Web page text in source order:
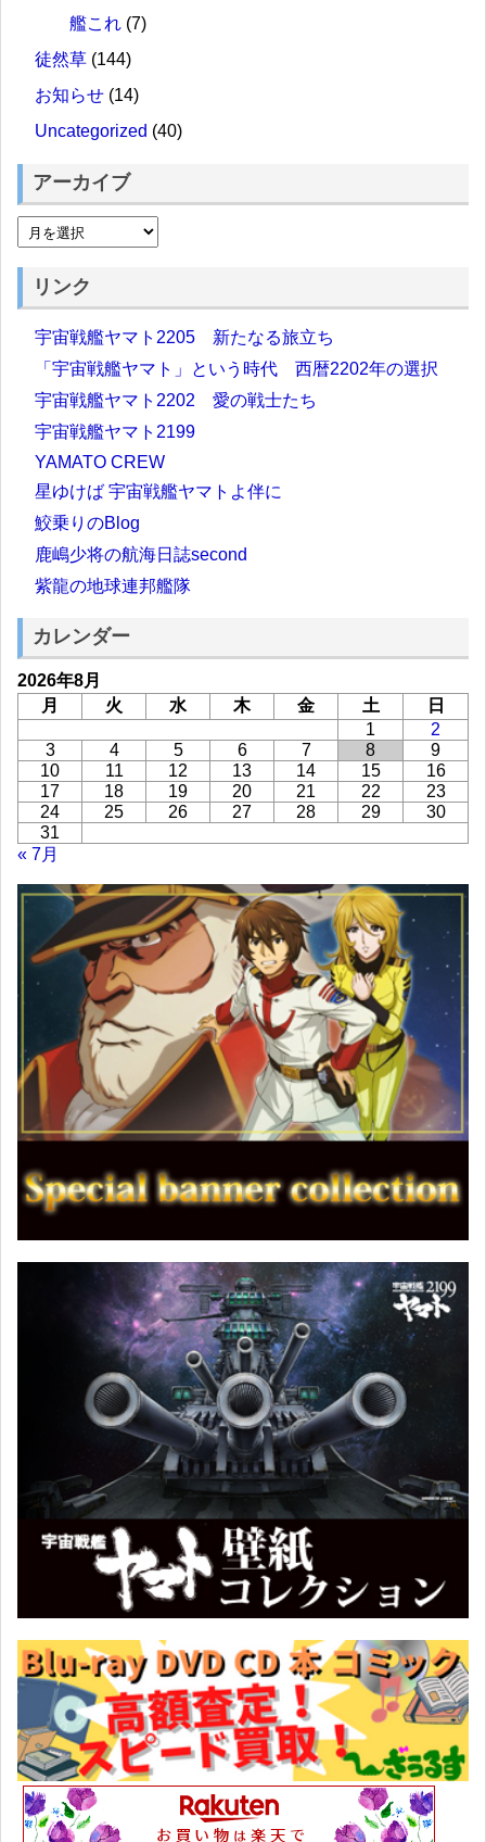
艦これ (7)
徒然草 (144)
お知らせ (14)
Uncategorized (40)
アーカイブ
リンク
宇宙戦艦ヤマト2205 新たなる旅立ち
「宇宙戦艦ヤマト」という時代 西暦2202年の選択
宇宙戦艦ヤマト2202 愛の戦士たち
宇宙戦艦ヤマト2199
YAMATO CREW
星ゆけば 宇宙戦艦ヤマトよ伴に
鮫乗りのBlog
鹿嶋少将の航海日誌second
紫龍の地球連邦艦隊
カレンダー
2026年8月
月
火 水 木 金 土
日
1
2
3
4 5 6 7 8
9
10
11 12 13 14 15
16
17
18 19 20 21 22
23
24
25 26 27 28 29
30
31
« 7月